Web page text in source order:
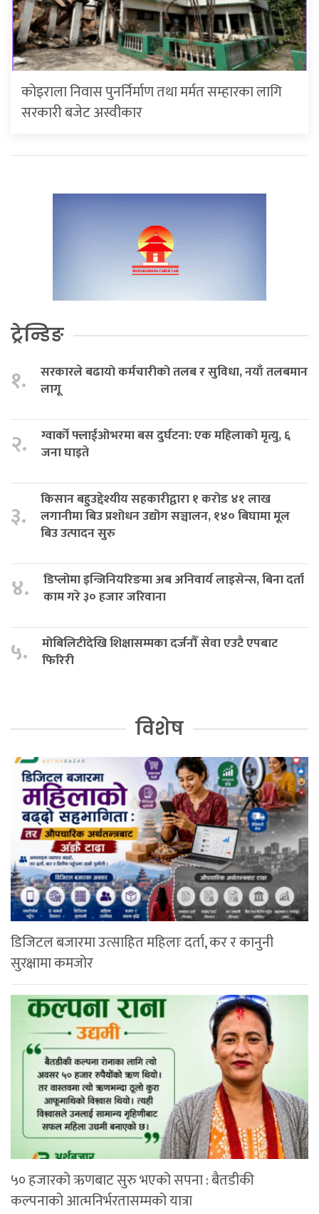
कोइराला निवास पुनर्निर्माण तथा मर्मत सम्हारका लागि
सरकारी बजेट अस्वीकार
ट्रेन्डिङ
१.
सरकारले बढायो कर्मचारीको तलब र सुविधा, नयाँ तलबमान
लागू
२.
ग्वार्को फ्लाईओभरमा बस दुर्घटना: एक महिलाको मृत्यु, ६
जना घाइते
३.
किसान बहुउद्देश्यीय सहकारीद्वारा १ करोड ४१ लाख
लगानीमा बिउ प्रशोधन उद्योग सञ्चालन, १४० बिघामा मूल
बिउ उत्पादन सुरु
४.
डिप्लोमा इन्जिनियरिङमा अब अनिवार्य लाइसेन्स, बिना दर्ता
काम गरे ३० हजार जरिवाना
५.
मोबिलिटीदेखि शिक्षासम्मका दर्जनौँ सेवा एउटै एपबाट
फिरिरी
विशेष
डिजिटल बजारमा उत्साहित महिलाः दर्ता, कर र कानुनी
सुरक्षामा कमजोर
५० हजारको ऋणबाट सुरु भएको सपना : बैतडीकी
कल्पनाको आत्मनिर्भरतासम्मको यात्रा